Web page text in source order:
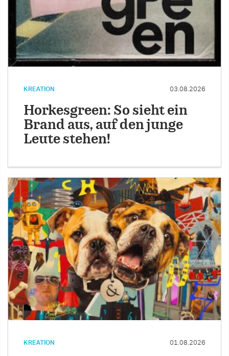
KREATION 03.08.2026
Horkesgreen: So sieht ein
Brand aus, auf den junge
Leute stehen!
KREATION 01.08.2026